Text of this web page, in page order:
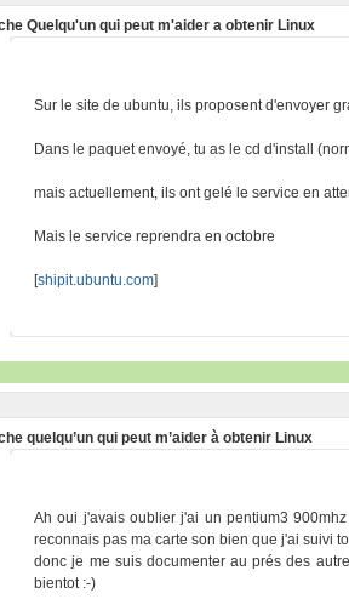
Quelqu'un qui peut m'aider a obtenir Linux
Sur le site de ubuntu, ils proposent d'envoyer
Dans le paquet envoyé, tu as le cd d'install
mais actuellement, ils ont gelé le service en
Mais le service reprendra en octobre
[shipit.ubuntu.com]
quelqu’un qui peut m’aider à obtenir Linux
Ah oui j'avais oublier j'ai un pentium3
reconnais pas ma carte son bien que j'ai suivi
donc je me suis documenter au prés des
bientot :-)